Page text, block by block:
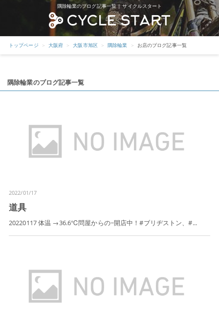
隅除輪業のブログ記事一覧 | サイクルスタート
トップページ 大阪府 大阪市旭区 隅除輪業 お店のブログ記事一覧
隅除輪業のブログ記事一覧
2022/01/17
道具
20220117 体温 →36.6℃問屋からの~開店中！#ブリヂストン、#...